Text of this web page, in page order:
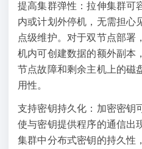
提高集群弹性：拉伸集群可
内或计划外停机，无需担心
点级维护。对于双节点部署
机内可创建数据的额外副本
节点故障和剩余主机上的磁
用性。
支持密钥持久化：加密密钥
使与密钥提供程序的通信出
集群中分布式密钥的持久性